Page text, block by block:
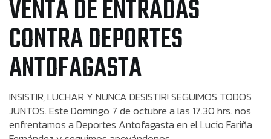
VENTA DE ENTRADAS
CONTRA DEPORTES
ANTOFAGASTA
INSISTIR, LUCHAR Y NUNCA DESISTIR! SEGUIMOS TODOS
JUNTOS. Este Domingo 7 de octubre a las 17.30 hrs. nos
enfrentamos a Deportes Antofagasta en el Lucio Fariña